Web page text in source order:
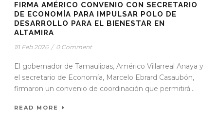
FIRMA AMÉRICO CONVENIO CON SECRETARIO
DE ECONOMÍA PARA IMPULSAR POLO DE
DESARROLLO PARA EL BIENESTAR EN
ALTAMIRA
18 Feb 2026 / 0 Comment
El gobernador de Tamaulipas, Américo Villarreal Anaya y
el secretario de Economía, Marcelo Ebrard Casaubón,
firmaron un convenio de coordinación que permitirá...
READ MORE